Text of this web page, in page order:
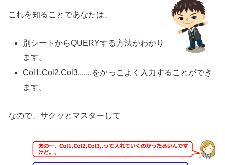
これを知ることであなたは、
別シートからQUERYする方法がわかり
ます。
Col1,Col2,Col3,,,,,,,をかっこよく入力することができ
ます。
なので、サクッとマスターして